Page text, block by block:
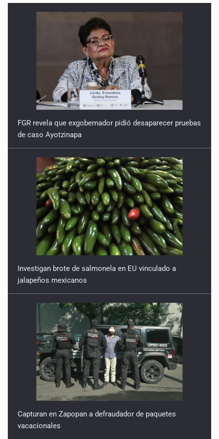
FGR revela que exgobernador pidió desaparecer pruebas
de caso Ayotzinapa
Investigan brote de salmonela en EU vinculado a
jalapeños mexicanos
Capturan en Zapopan a defraudador de paquetes
vacacionales